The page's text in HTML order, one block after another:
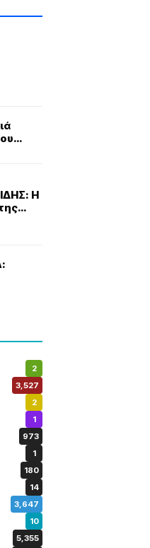
Η
2
3,527
2
1
973
1
180
14
3,647
10
5,355